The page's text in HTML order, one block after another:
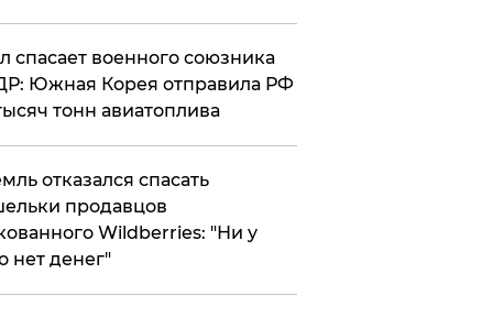
спасает военного союзника
Южная Корея отправила РФ
тонн авиатоплива
отказался спасать
продавцов
Wildberries: "Ни у
нет денег"